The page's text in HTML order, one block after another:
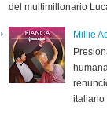
del multimillonario Luca
Millie
italiano